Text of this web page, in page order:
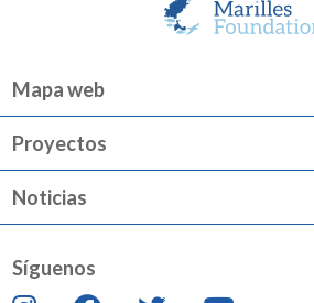
Mapa web
Proyectos
Noticias
Síguenos